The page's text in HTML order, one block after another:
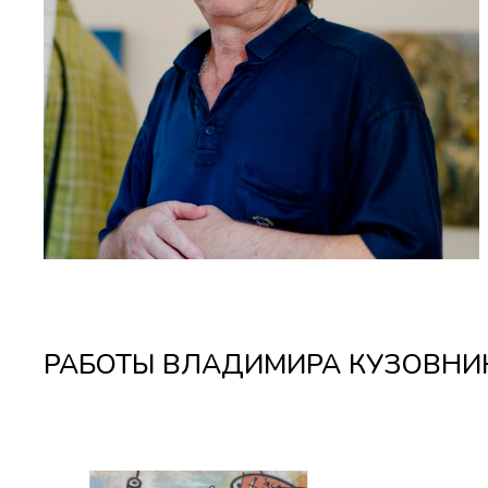
РАБОТЫ ВЛАДИМИРА